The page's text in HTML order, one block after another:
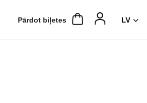
Pārdot biļetes